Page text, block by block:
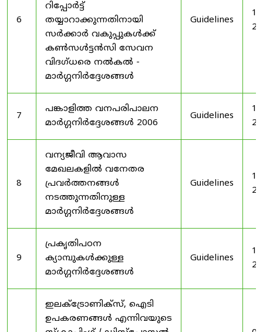
6
റിപ്പോർട്ട്
തയ്യാറാക്കുന്നതിനായി
സർക്കാർ വകുപ്പുകൾക്ക്
കൺസൾട്ടൻസി സേവന
വിദഗ്ധരെ നൽകൽ -
മാർഗ്ഗനിർദ്ദേശങ്ങൾ
Guidelines
7
പങ്കാളിത്ത വനപരിപാലന
മാർഗ്ഗനിർദ്ദേശങ്ങൾ 2006
Guidelines
8
വന്യജീവി ആവാസ
മേഖലകളിൽ വനേതര
പ്രവർത്തനങ്ങൾ
നടത്തുന്നതിനുള്ള
മാർഗ്ഗനിർദ്ദേശങ്ങൾ
Guidelines
9
പ്രകൃതിപഠന
ക്യാമ്പുകൾക്കുള്ള
മാർഗ്ഗനിർദ്ദേശങ്ങൾ
Guidelines
ഇലക്‌ട്രോണിക്‌സ്, ഐടി
ഉപകരണങ്ങൾ എന്നിവയുടെ